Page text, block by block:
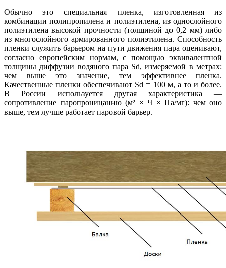
Обычно это специальная пленка, изготовленная из
комбинации полипропилена и полиэтилена, из однослойного
полиэтилена высокой прочности (толщиной до 0,2 мм) либо
из многослойного армированного полиэтилена. Способность
пленки служить барьером на пути движения пара оценивают,
согласно европейским нормам, с помощью эквивалентной
толщины диффузии водяного пара Sd, измеряемой в метрах:
чем выше это значение, тем эффективнее пленка.
Качественные пленки обеспечивают Sd = 100 м, а то и более.
В России используется другая характеристика —
сопротивление паропроницанию (м² × Ч × Па/мг): чем оно
выше, тем лучше работает паровой барьер.